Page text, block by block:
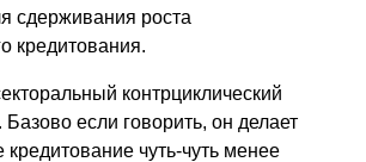
сдерживания роста
кредитования.
контрциклический
если говорить, он делает
кредитование чуть-чуть менее